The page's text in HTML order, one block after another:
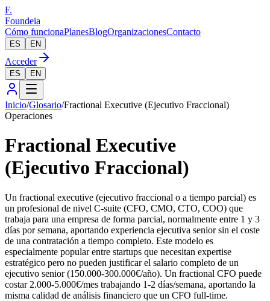
F.
Foundeia
Cómo funcionaPlanesBlogOrganizacionesContacto
ES EN
Acceder
ES EN
Inicio/Glosario/Fractional Executive (Ejecutivo Fraccional)
Operaciones
Fractional Executive
(Ejecutivo Fraccional)
Un fractional executive (ejecutivo fraccional o a tiempo parcial) es
un profesional de nivel C-suite (CFO, CMO, CTO, COO) que
trabaja para una empresa de forma parcial, normalmente entre 1 y 3
días por semana, aportando experiencia ejecutiva senior sin el coste
de una contratación a tiempo completo. Este modelo es
especialmente popular entre startups que necesitan expertise
estratégico pero no pueden justificar el salario completo de un
ejecutivo senior (150.000-300.000€/año). Un fractional CFO puede
costar 2.000-5.000€/mes trabajando 1-2 días/semana, aportando la
misma calidad de análisis financiero que un CFO full-time.